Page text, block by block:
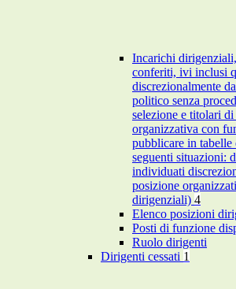
Incarichi
conferiti, ivi inclusi
discrezionalmente
politico senza
selezione e titolari
organizzativa con
pubblicare in tabelle
seguenti situazioni:
individuati
posizione
dirigenziali) 4
Elenco posizioni
Posti di funzione
Ruolo dirigenti
Dirigenti cessati 1